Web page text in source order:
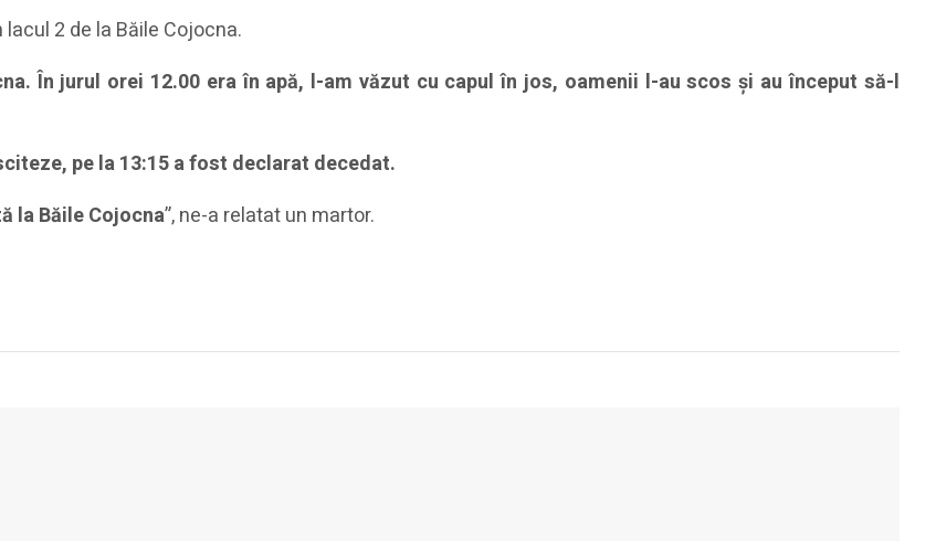
2 de la Băile Cojocna.
În jurul orei 12.00 era în apă, l-am văzut cu capul în jos, oamenii l-au scos și au început să-l
pe la 13:15 a fost declarat decedat.
la Băile Cojocna”, ne-a relatat un martor.